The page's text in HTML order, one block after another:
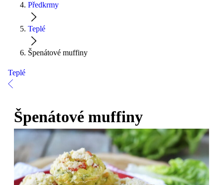
Předkrmy
Teplé
Špenátové muffiny
Teplé
Špenátové muffiny